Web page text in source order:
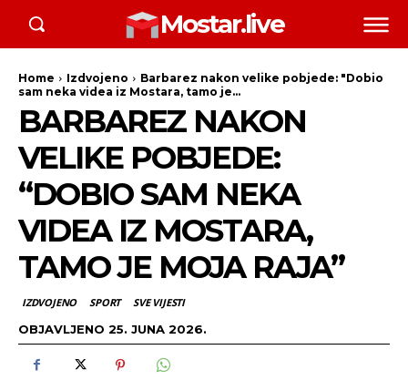
Mostar.live
Home Izdvojeno
Barbarez nakon velike pobjede: "Dobio
sam neka videa iz Mostara, tamo je...
BARBAREZ NAKON
VELIKE POBJEDE:
“DOBIO SAM NEKA
VIDEA IZ MOSTARA,
TAMO JE MOJA RAJA”
IZDVOJENO SPORT SVE VIJESTI
OBJAVLJENO 25. JUNA 2026.